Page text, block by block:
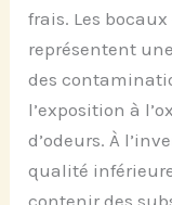
frais. Les
représentent
des
l’exposition à
d’odeurs. À
qualité
contenir des